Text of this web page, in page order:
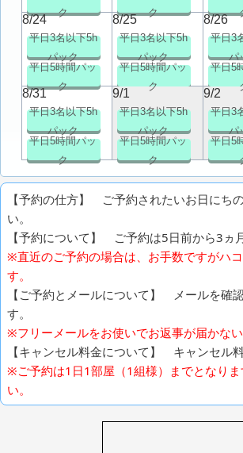
ク
ク
8/24
平日3名以下5h
パック
平日5時間パッ
ク
8/25
平日3名以下5h
パック
平日5時間パッ
ク
8/26
平日3
パ
平日5
8/31
平日3名以下5h
パック
平日5時間パッ
ク
9/1
平日3名以下5h
パック
平日5時間パッ
ク
9/2
平日3
パ
平日5
【予約の仕方】 ご予約されたいお日にち
い。
【予約について】 ご予約は5日前から3ヵ
※直近のご予約の場合は、お手数ですがハ
す。
【ご予約とメールについて】 メールを確
す。
※フリーメールをお使いでお返事が届かな
【キャンセル料金について】 キャンセル
※ご予約は1日1部屋（1組様）までとなり
い。